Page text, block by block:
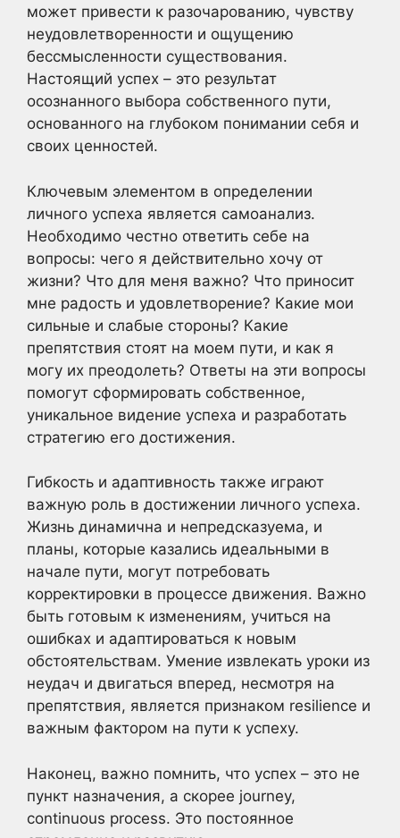
может привести к разочарованию, чувству
неудовлетворенности и ощущению
бессмысленности существования.
Настоящий успех – это результат
осознанного выбора собственного пути,
основанного на глубоком понимании себя и
своих ценностей.
Ключевым элементом в определении
личного успеха является самоанализ.
Необходимо честно ответить себе на
вопросы: чего я действительно хочу от
жизни? Что для меня важно? Что приносит
мне радость и удовлетворение? Какие мои
сильные и слабые стороны? Какие
препятствия стоят на моем пути, и как я
могу их преодолеть? Ответы на эти вопросы
помогут сформировать собственное,
уникальное видение успеха и разработать
стратегию его достижения.
Гибкость и адаптивность также играют
важную роль в достижении личного успеха.
Жизнь динамична и непредсказуема, и
планы, которые казались идеальными в
начале пути, могут потребовать
корректировки в процессе движения. Важно
быть готовым к изменениям, учиться на
ошибках и адаптироваться к новым
обстоятельствам. Умение извлекать уроки из
неудач и двигаться вперед, несмотря на
препятствия, является признаком resilience и
важным фактором на пути к успеху.
Наконец, важно помнить, что успех – это не
пункт назначения, а скорее journey,
continuous process. Это постоянное